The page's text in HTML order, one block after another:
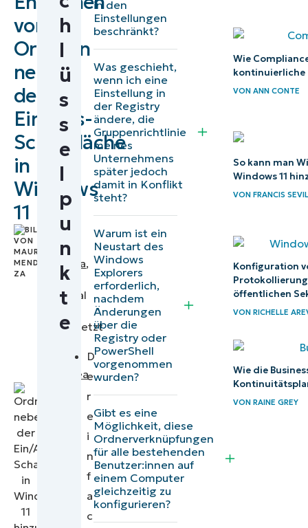
von
Ordnern
neben
der
Ein/Aus-
Schaltfläche
in
Windows
11
Mauro
Mendoza,
Technical
übersetzt
Frangulea
Entfernen
von
Ordnern im
Startmenü
Wichtige
Aspekte bei
Konfiguration
von
Startmenü-
Ordnern
Behebung häufiger
Probleme mit
Ordnerverknüpfungen
im Startmenü
Wie NinjaOne
Startmenü-
verwalten kann
Effizienz
Startmenü-
Ordnern
steigern
h
l
ü
s
s
e
l
p
u
n
k
t
e
D
e
r
e
i
n
f
a
c
in den
Einstellungen
beschränkt?
Was geschieht,
wenn ich eine
Einstellung in
der Registry
ändere, die
Gruppenrichtlinie
meines
Unternehmens
später jedoch
damit in Konflikt
steht?
Warum ist ein
Neustart des
Windows
Explorers
erforderlich,
nachdem
Änderungen
über die
Registry oder
PowerShell
vorgenommen
wurden?
Gibt es eine
Möglichkeit, diese
Ordnerverknüpfungen
für alle bestehenden
Benutzer:innen auf
einem Computer
gleichzeitig zu
konfigurieren?
Wie
kontinuierliche
VON ANN CONTE
So kann man
Windows 11
VON FRANCIS
Konfiguration
öffentlichen
VON RICHELLE
Wie die
VON RAINE GREY